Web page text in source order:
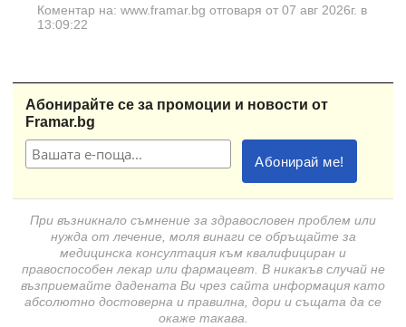
Коментар на: www.framar.bg отговаря от 07 авг 2026г. в
13:09:22
Абонирайте се за промоции и новости от
Framar.bg
При възникнало съмнение за здравословен проблем или
нужда от лечение, моля винаги се обръщайте за
медицинска консултация към квалифициран и
правоспособен лекар или фармацевт. В никакъв случай не
възприемайте дадената Ви чрез сайта информация като
абсолютно достоверна и правилна, дори и същата да се
окаже такава.